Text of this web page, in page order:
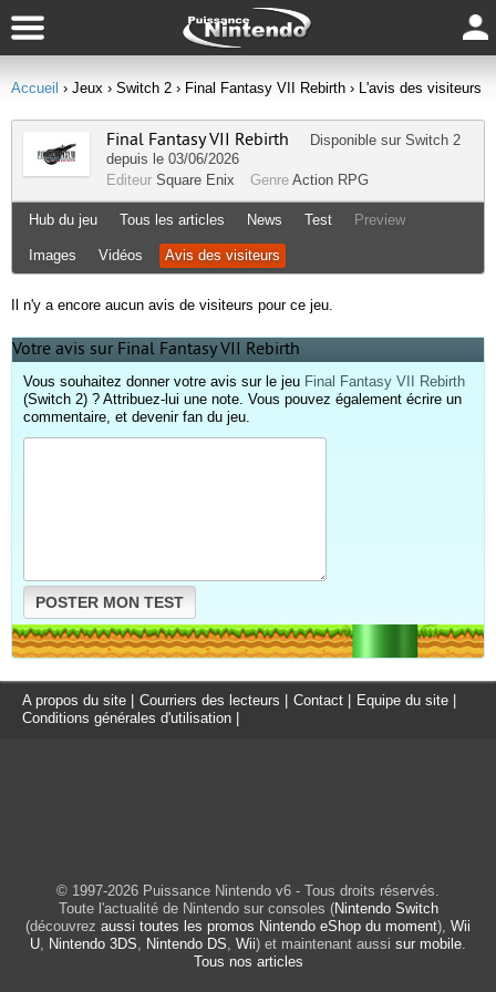
Accueil › Jeux › Switch 2 › Final Fantasy VII Rebirth › L'avis des visiteurs
Final Fantasy VII Rebirth Disponible sur Switch 2
depuis le 03/06/2026
Editeur Square Enix Genre Action RPG
Hub du jeu Tous les articles News Test Preview
Images Vidéos Avis des visiteurs
Il n'y a encore aucun avis de visiteurs pour ce jeu.
Votre avis sur Final Fantasy VII Rebirth
Vous souhaitez donner votre avis sur le jeu Final Fantasy VII Rebirth
(Switch 2) ? Attribuez-lui une note. Vous pouvez également écrire un
commentaire, et devenir fan du jeu.
POSTER MON TEST
A propos du site Courriers des lecteurs Contact Equipe du site
Conditions générales d'utilisation
© 1997-2026 Puissance Nintendo v6 - Tous droits réservés.
Toute l'actualité de Nintendo sur consoles (Nintendo Switch
(découvrez aussi toutes les promos Nintendo eShop du moment), Wii
U, Nintendo 3DS, Nintendo DS, Wii) et maintenant aussi sur mobile.
Tous nos articles